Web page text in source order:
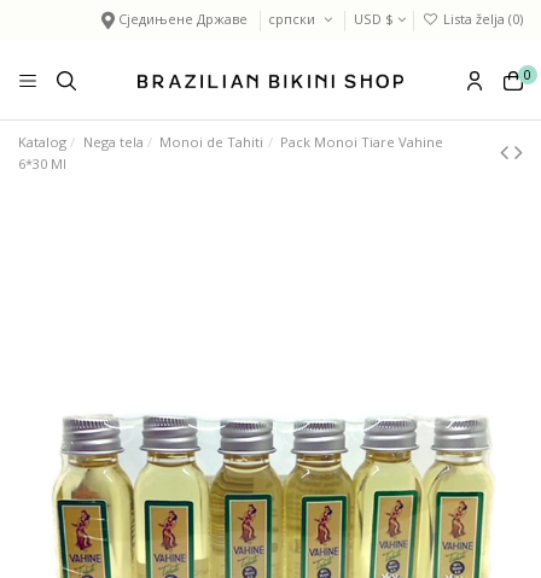
Сједињене Државе српски USD $ Lista želja (0)
0
Katalog Nega tela Monoi de Tahiti
Pack Monoi Tiare Vahine
6*30 Ml